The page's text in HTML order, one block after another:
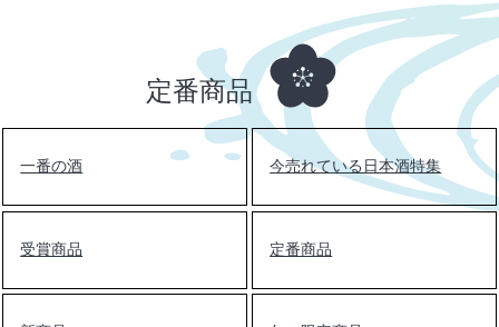
定番商品
一番の酒 今売れている日本酒特集
受賞商品 定番商品